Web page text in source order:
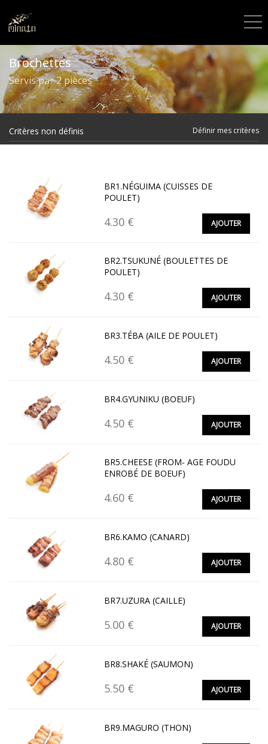
Brochettes
Servis par 2 pièces
Critères non définis Définir mes critères
BR1.NÉGUIMA (CUISSES DE
POULET)
4.30 € AJOUTER
BR2.TSUKUNÉ (BOULETTES DE
POULET)
4.30 € AJOUTER
BR3.TÉBA (AILE DE POULET)
4.50 € AJOUTER
BR4.GYUNIKU (BOEUF)
4.50 € AJOUTER
BR5.CHEESE (FROM- AGE FOUDU
ENROBÉ DE BOEUF)
4.60 € AJOUTER
BR6.KAMO (CANARD)
4.80 € AJOUTER
BR7.UZURA (CAILLE)
5.00 € AJOUTER
BR8.SHAKÉ (SAUMON)
5.50 € AJOUTER
BR9.MAGURO (THON)